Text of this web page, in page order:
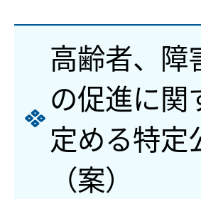
高齢者、障
の促進に関
定める特定
（案）